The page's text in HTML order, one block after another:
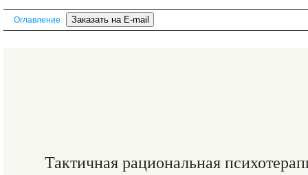
Оглавление
Тактичная рациональная